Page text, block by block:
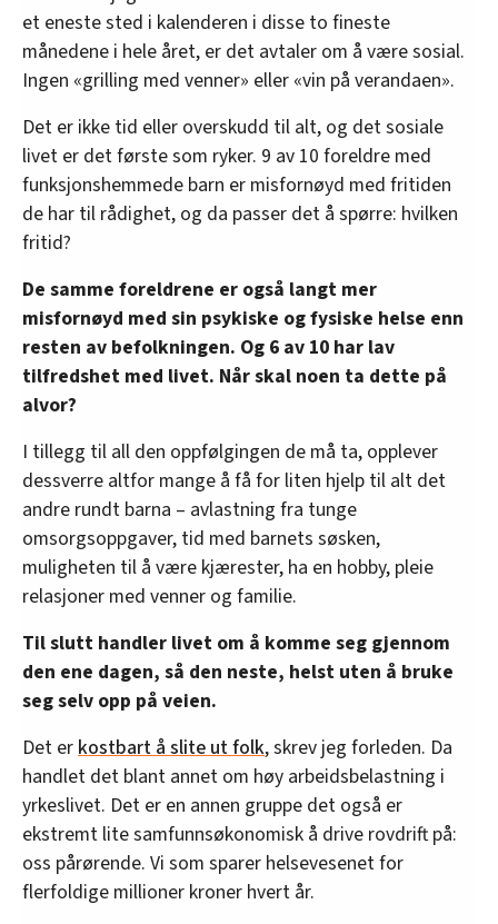
et eneste sted i kalenderen i disse to fineste
månedene i hele året, er det avtaler om å være sosial.
Ingen «grilling med venner» eller «vin på verandaen».
Det er ikke tid eller overskudd til alt, og det sosiale
livet er det første som ryker. 9 av 10 foreldre med
funksjonshemmede barn er misfornøyd med fritiden
de har til rådighet, og da passer det å spørre: hvilken
fritid?
De samme foreldrene er også langt mer
misfornøyd med sin psykiske og fysiske helse enn
resten av befolkningen. Og 6 av 10 har lav
tilfredshet med livet. Når skal noen ta dette på
alvor?
I tillegg til all den oppfølgingen de må ta, opplever
dessverre altfor mange å få for liten hjelp til alt det
andre rundt barna – avlastning fra tunge
omsorgsoppgaver, tid med barnets søsken,
muligheten til å være kjærester, ha en hobby, pleie
relasjoner med venner og familie.
Til slutt handler livet om å komme seg gjennom
den ene dagen, så den neste, helst uten å bruke
seg selv opp på veien.
Det erkostbart å slite ut folk, skrev jeg forleden. Da
handlet det blant annet om høy arbeidsbelastning i
yrkeslivet. Det er en annen gruppe det også er
ekstremt lite samfunnsøkonomisk å drive rovdrift på:
oss pårørende. Vi som sparer helsevesenet for
flerfoldige millioner kroner hvert år.